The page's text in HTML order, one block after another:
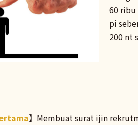
60 ribu
pi
200 nt
】Membuat surat ijin